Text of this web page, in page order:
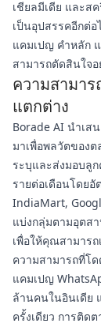
เชียลมีเดีย และส
เป็นอุปสรรคอีกต่
แคมเปญ คำหลัก
สามารถตัดสินใจ
ความสามา
แตกต่าง
Borade AI นำเส
มาเพื่อพลวัตของต
ระบุและส่งมอบลู
รายต่อเดือนโดย
IndiaMart,
แบ่งกลุ่มตามอุตส
เพื่อให้คุณสามาร
ความสามารถที่โ
แคมเปญ
ล้านคนในอินเดีย
ครั้งเดียว การติด